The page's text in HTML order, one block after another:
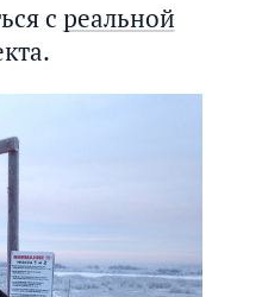
с реальной